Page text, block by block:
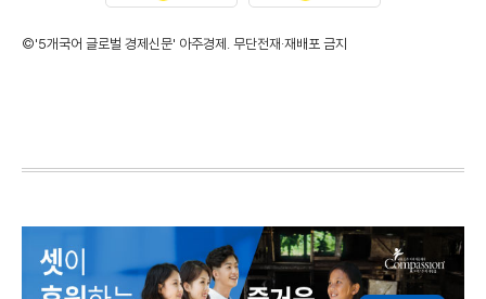
©'5개국어 글로벌 경제신문' 아주경제. 무단전재·재배포 금지